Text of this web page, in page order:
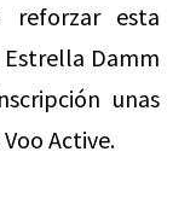
reforzar esta
Damm
unas
Active.